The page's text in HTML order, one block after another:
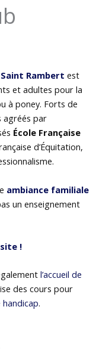
Rambert est
et adultes pour la
à poney. Forts de
agréés par
École Française
d’Équitation,
ambiance familiale
un enseignement
!
l’accueil de
des cours pour
.